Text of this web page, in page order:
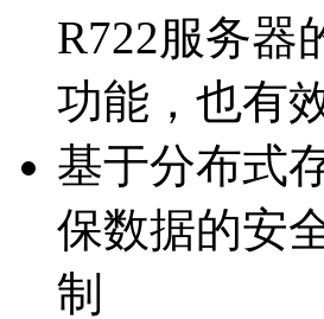
R722服务器
功能，也
基于分布式存
保数据的安
制